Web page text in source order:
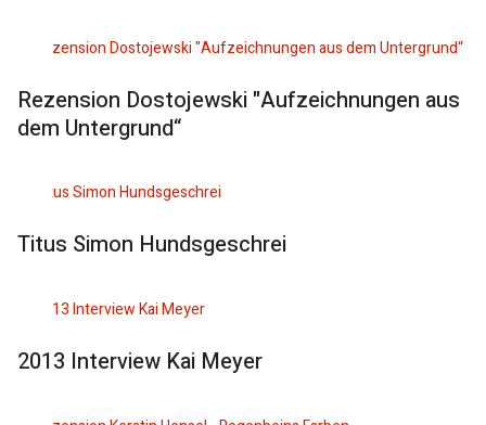
Rezension Dostojewski "Aufzeichnungen aus
dem Untergrund“
Titus Simon Hundsgeschrei
2013 Interview Kai Meyer